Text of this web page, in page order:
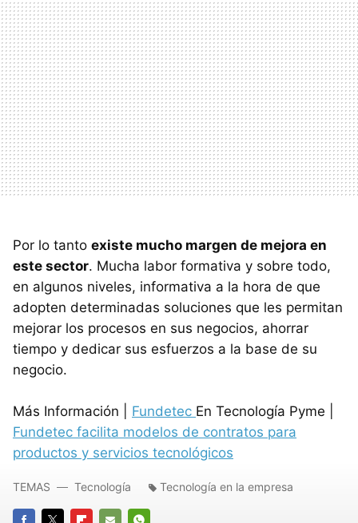
Por lo tanto existe mucho margen de mejora en
este sector. Mucha labor formativa y sobre todo,
en algunos niveles, informativa a la hora de que
adopten determinadas soluciones que les permitan
mejorar los procesos en sus negocios, ahorrar
tiempo y dedicar sus esfuerzos a la base de su
negocio.
Más Información | Fundetec En Tecnología Pyme |
Fundetec facilita modelos de contratos para
productos y servicios tecnológicos
TEMAS Tecnología Tecnología en la empresa